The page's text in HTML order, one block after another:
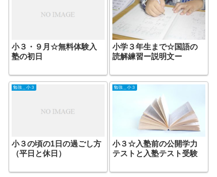
小３・９月☆無料体験入
塾の初日
小学３年生まで☆国語の
読解練習ー説明文ー
勉強＿小３
小３の頃の1日の過ごし方
（平日と休日）
勉強＿小３
小３☆入塾前の公開学力
テストと入塾テスト受験